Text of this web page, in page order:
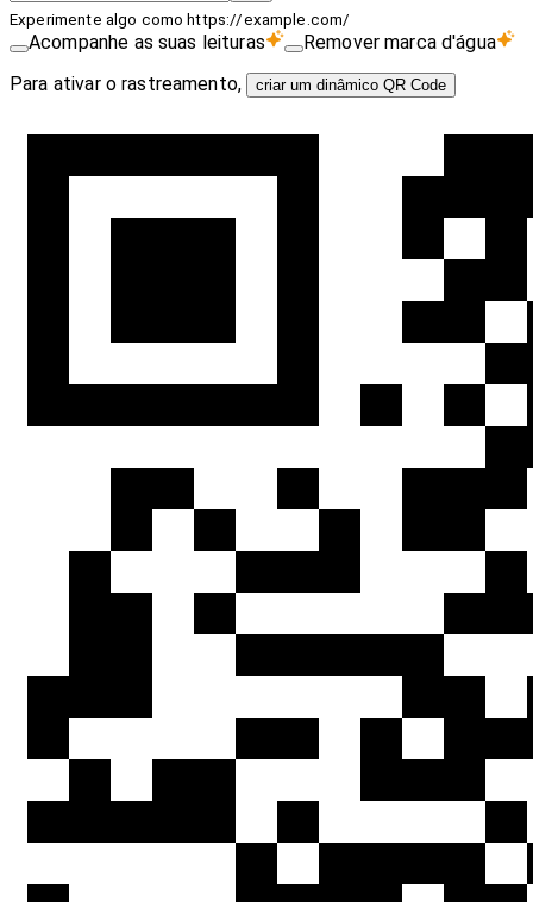
Experimente algo como https://example.com/
Acompanhe as suas leituras
Remover marca d'água
Para ativar o rastreamento,
criar um dinâmico QR Code